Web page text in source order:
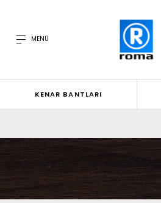
MENÜ
KENAR BANTLARI